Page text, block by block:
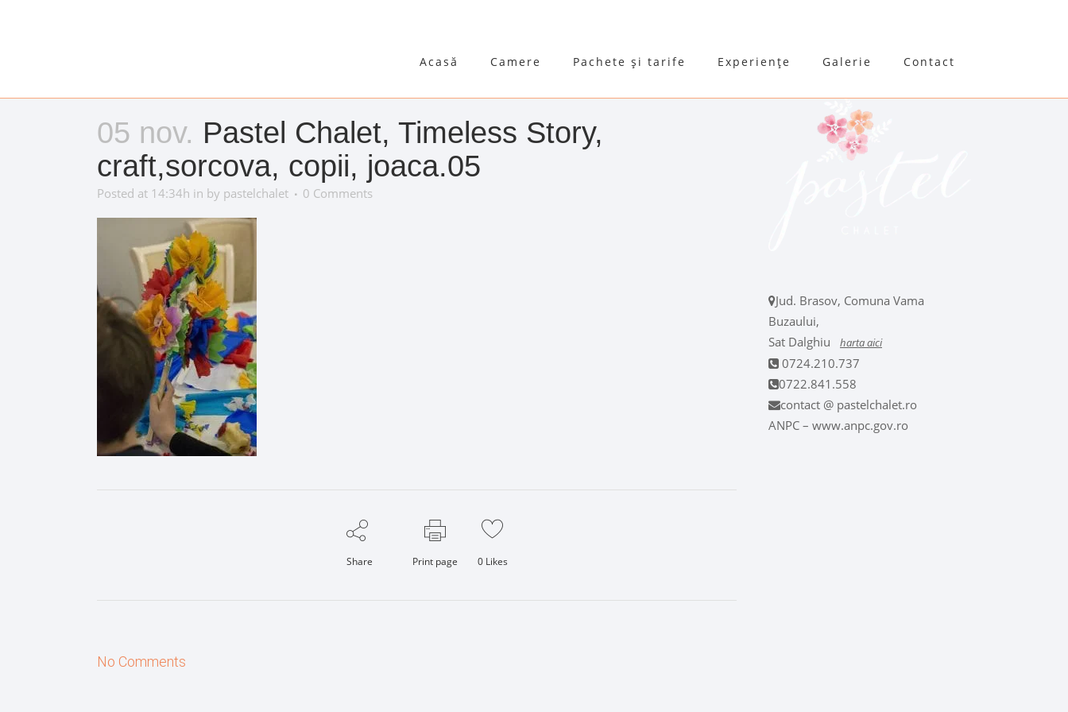
Acasă Camere Pachete și tarife Experiențe Galerie Contact
05 nov. Pastel Chalet, Timeless Story,
craft,sorcova, copii, joaca.05
Posted at 14:34h in by pastelchalet 0 Comments
Share Print page 0Likes
No Comments
Jud. Brasov, Comuna Vama
Buzaului,
Sat Dalghiu
harta aici
0724.210.737
0722.841.558
contact @ pastelchalet.ro
ANPC – www.anpc.gov.ro